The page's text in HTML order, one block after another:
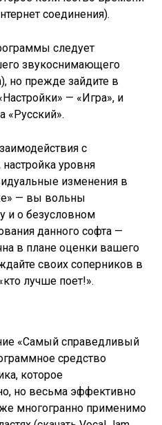
соединения).
следует
звукоснимающего
но прежде зайдите в
— «Игра», и
«Русский».
с
уровня
изменения в
— вы вольны
и о безусловном
данного софта —
в плане оценки вашего
своих соперников в
лучше поет!».
«Самый справедливый
средство
которое
но весьма эффективно
многогранно применимо